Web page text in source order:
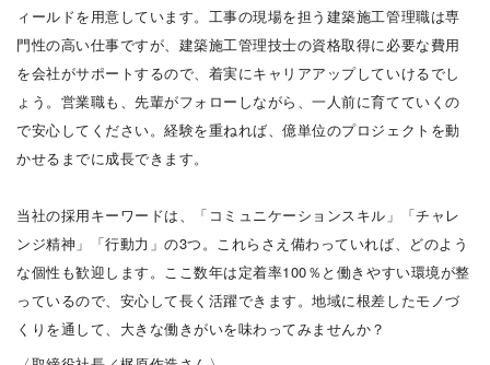
ィールドを用意しています。工事の現場を担う建築施工管理職は専
門性の高い仕事ですが、建築施工管理技士の資格取得に必要な費用
を会社がサポートするので、着実にキャリアアップしていけるでし
ょう。営業職も、先輩がフォローしながら、一人前に育てていくの
で安心してください。経験を重ねれば、億単位のプロジェクトを動
かせるまでに成長できます。
当社の採用キーワードは、「コミュニケーションスキル」「チャレ
ンジ精神」「行動力」の3つ。これらさえ備わっていれば、どのよう
な個性も歓迎します。ここ数年は定着率100％と働きやすい環境が整
っているので、安心して長く活躍できます。地域に根差したモノづ
くりを通して、大きな働きがいを味わってみませんか？